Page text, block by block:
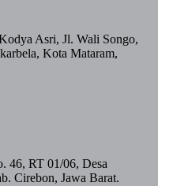
Asri, Jl. Wali Songo,
Kota Mataram,
46, RT 01/06, Desa
Cirebon, Jawa Barat.